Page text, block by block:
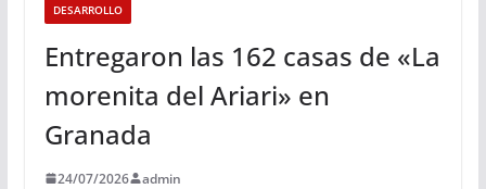
DESARROLLO
Entregaron las 162 casas de «La
morenita del Ariari» en
Granada
24/07/2026 admin